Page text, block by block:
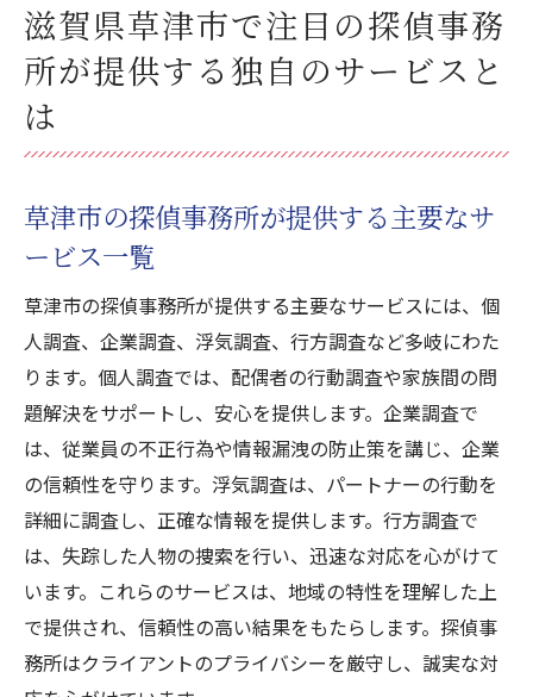
滋賀県草津市で注目の探偵事務
所が提供する独自のサービスと
は
草津市の探偵事務所が提供する主要なサ
ービス一覧
草津市の探偵事務所が提供する主要なサービスには、個
人調査、企業調査、浮気調査、行方調査など多岐にわた
ります。個人調査では、配偶者の行動調査や家族間の問
題解決をサポートし、安心を提供します。企業調査で
は、従業員の不正行為や情報漏洩の防止策を講じ、企業
の信頼性を守ります。浮気調査は、パートナーの行動を
詳細に調査し、正確な情報を提供します。行方調査で
は、失踪した人物の捜索を行い、迅速な対応を心がけて
います。これらのサービスは、地域の特性を理解した上
で提供され、信頼性の高い結果をもたらします。探偵事
務所はクライアントのプライバシーを厳守し、誠実な対